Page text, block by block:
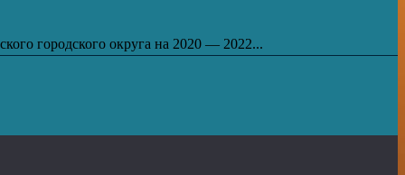
городского округа на 2020 — 2022...